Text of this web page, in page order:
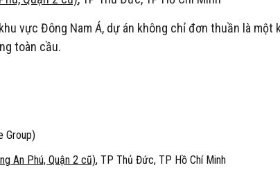
vực Đông Nam Á, dự án không chỉ đơn thuần là
toàn cầu.
Group)
An Phú, Quận 2 cũ), TP Thủ Đức, TP Hồ Chí Minh